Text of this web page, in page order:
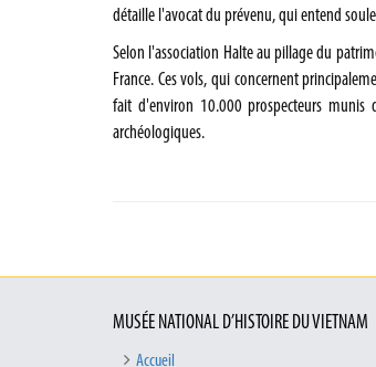
détaille l'avocat du prévenu, qui entend
Selon l'association Halte au pillage du
France. Ces vols, qui concernent
fait d'environ 10.000 prospecteurs munis
archéologiques.
MUSÉE NATIONAL D’HISTOIRE DU VIETNAM
Accueil